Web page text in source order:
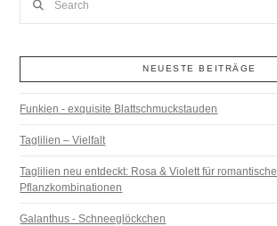
NEUESTE BEITRÄGE
Funkien - exquisite Blattschmuckstauden
Taglilien – Vielfalt
Taglilien neu entdeckt: Rosa & Violett für romantische
Pflanzkombinationen
Galanthus - Schneeglöckchen